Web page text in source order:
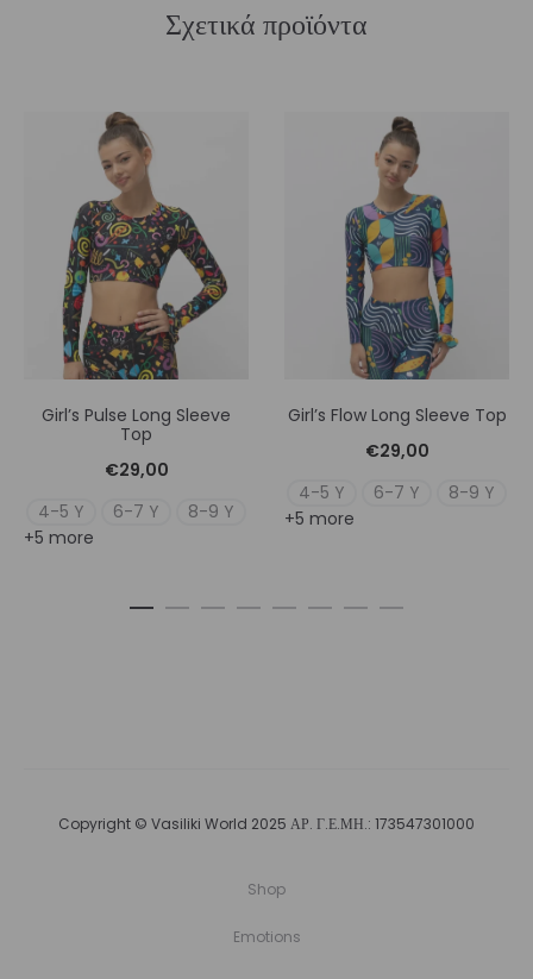
Σχετικά προϊόντα
Girl’s Pulse Long Sleeve
Top
€29,00
4-5 Y
6-7 Y
8-9 Y
+5 more
Girl’s Flow Long Sleeve Top
€29,00
4-5 Y
6-7 Y
8-9 Y
+5 more
Copyright © Vasiliki World 2025 ΑΡ. Γ.Ε.ΜΗ.: 173547301000
Shop
Emotions